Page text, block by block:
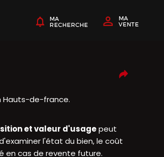
Hauts-de-france.
et valeur d'usagepeut
l'état du bien, le coût
en cas de revente future.